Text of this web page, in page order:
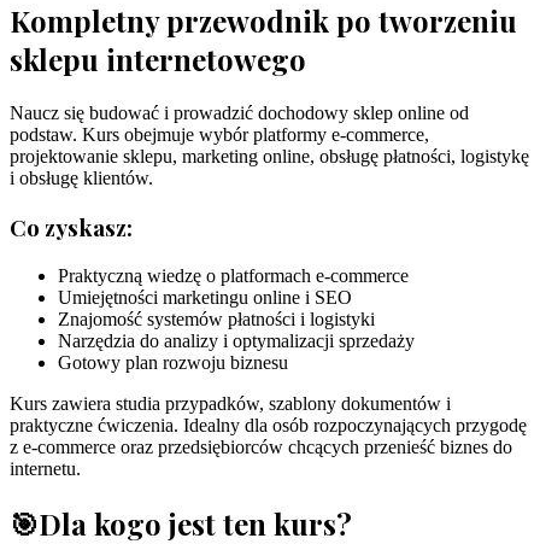
Kompletny przewodnik po tworzeniu
sklepu internetowego
Naucz się budować i prowadzić dochodowy sklep online od
podstaw. Kurs obejmuje wybór platformy e-commerce,
projektowanie sklepu, marketing online, obsługę płatności, logistykę
i obsługę klientów.
Co zyskasz:
Praktyczną wiedzę o platformach e-commerce
Umiejętności marketingu online i SEO
Znajomość systemów płatności i logistyki
Narzędzia do analizy i optymalizacji sprzedaży
Gotowy plan rozwoju biznesu
Kurs zawiera studia przypadków, szablony dokumentów i
praktyczne ćwiczenia. Idealny dla osób rozpoczynających przygodę
z e-commerce oraz przedsiębiorców chcących przenieść biznes do
internetu.
🎯Dla kogo jest ten kurs?